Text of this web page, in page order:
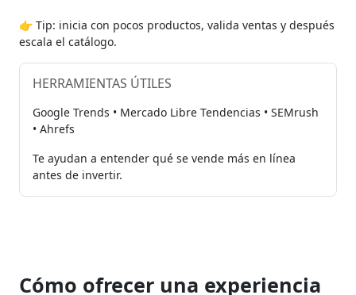
👉 Tip: inicia con pocos productos, valida ventas y después
escala el catálogo.
HERRAMIENTAS ÚTILES
Google Trends • Mercado Libre Tendencias • SEMrush
• Ahrefs
Te ayudan a entender qué se vende más en línea
antes de invertir.
Cómo ofrecer una experiencia